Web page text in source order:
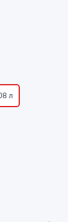
л